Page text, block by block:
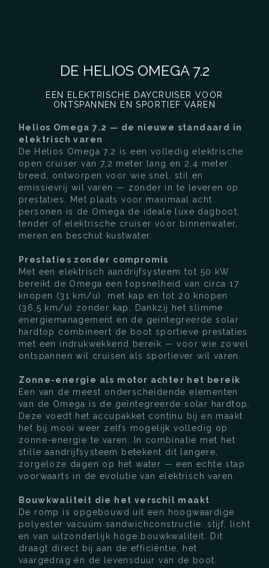
DE HELIOS OMEGA 7.2
EEN ELEKTRISCHE DAYCRUISER VOOR
ONTSPANNEN ÉN SPORTIEF VAREN
Helios Omega 7.2 — de nieuwe standaard in
elektrisch varen
De Helios Omega 7.2 is een volledig elektrische
open cruiser van 7,2 meter lang en 2,4 meter
breed, ontworpen voor wie snel, stil en
emissievrij wil varen — zonder in te leveren op
prestaties. Met plaats voor maximaal acht
personen is de Omega de ideale luxe dagboot,
tender of elektrische cruiser voor binnenwater,
meren en beschut kustwater.
Prestaties zonder compromis
Met een elektrisch aandrijfsysteem tot 50 kW
bereikt de Omega een topsnelheid van circa 17
knopen (31 km/u) met kap en tot 20 knopen
(36,5 km/u) zonder kap. Dankzij het slimme
energiemanagement en de geïntegreerde solar
hardtop combineert de boot sportieve prestaties
met een indrukwekkend bereik — voor wie zowel
ontspannen wil cruisen als sportiever wil varen.
Zonne-energie als motor achter het bereik
Een van de meest onderscheidende elementen
van de Omega is de geïntegreerde solar hardtop.
Deze voedt het accupakket continu bij en maakt
het bij mooi weer zelfs mogelijk volledig op
zonne-energie te varen. In combinatie met het
stille aandrijfsysteem betekent dit langere,
zorgeloze dagen op het water — een echte stap
voorwaarts in de evolutie van elektrisch varen.
Bouwkwaliteit die het verschil maakt
De romp is opgebouwd uit een hoogwaardige
polyester vacuüm sandwichconstructie: stijf, licht
en van uitzonderlijk hoge bouwkwaliteit. Dit
draagt direct bij aan de efficiëntie, het
vaargedrag én de levensduur van de boot.